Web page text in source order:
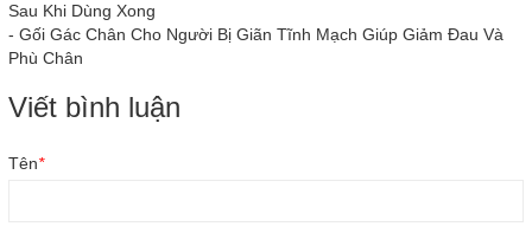
Sau Khi Dùng Xong
- Gối Gác Chân Cho Người Bị Giãn Tĩnh Mạch Giúp Giảm Đau Và
Phù Chân
Viết bình luận
Tên*